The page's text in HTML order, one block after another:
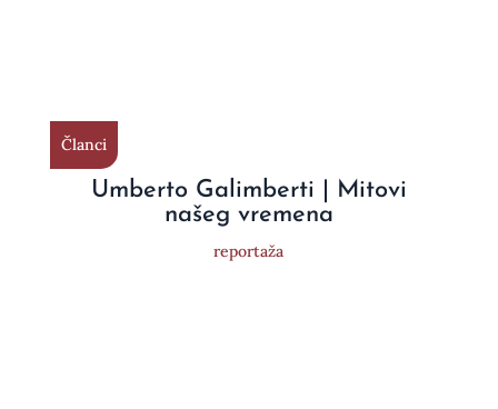
Članci
Umberto Galimberti | Mitovi
našeg vremena
reportaža